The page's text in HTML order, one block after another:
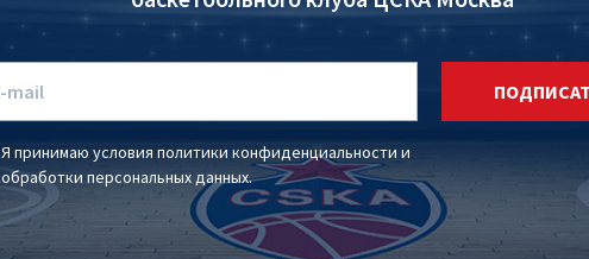
Я принимаю условия политики конфиденциальности и
обработки персональных данных.